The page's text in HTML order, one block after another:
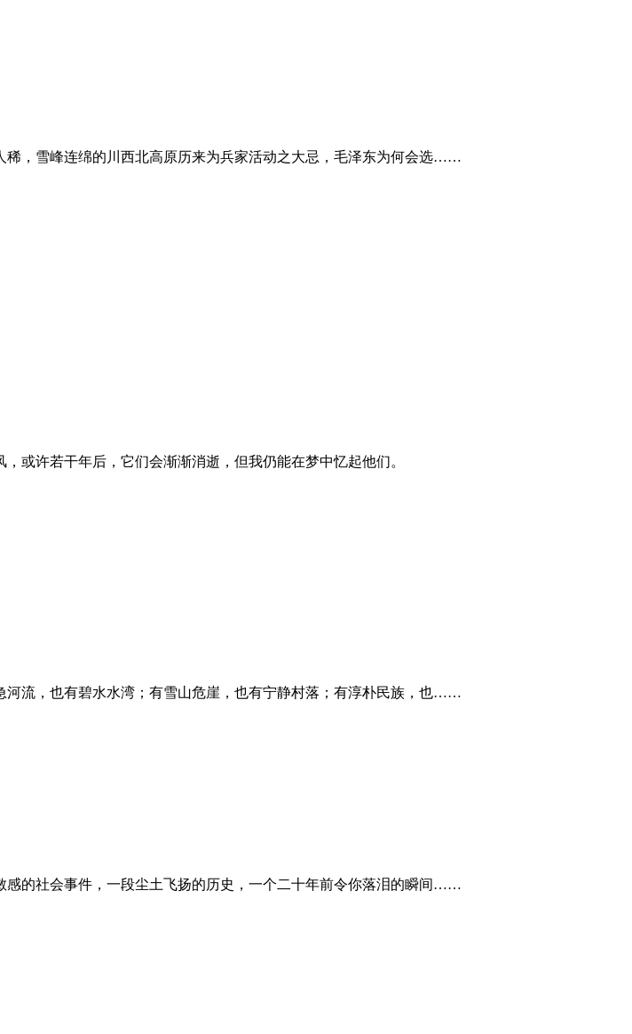
稀，雪峰连绵的川西北高原历来为兵家活动之大忌，毛泽东为何会选……
或许若干年后，它们会渐渐消逝，但我仍能在梦中忆起他们。
河流，也有碧水水湾；有雪山危崖，也有宁静村落；有淳朴民族，也……
感的社会事件，一段尘土飞扬的历史，一个二十年前令你落泪的瞬间……